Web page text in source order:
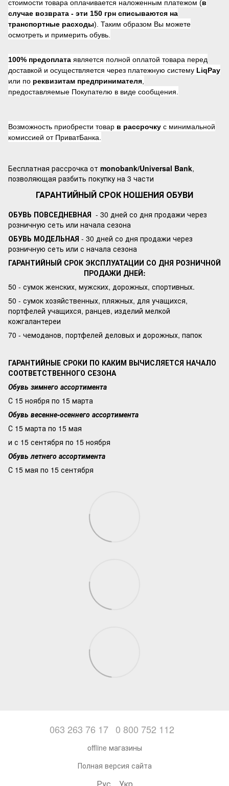
стоимости товара оплачивается наложенным платежом (в
случае возврата - эти 150 грн списываются на
транспортные расходы). Таким образом Вы можете
осмотреть и примерить обувь.
100% предоплата является полной оплатой товара перед
доставкой и осуществляется через платежную систему LiqPay
или по реквизитам предпринимателя
предоставляемые Покупателю в виде сообщения.
Возможность приобрести товар в рассрочку с минимальной
комиссией от ПриватБанка.
Бесплатная рассрочка от monobank/Universal Bank,
позволяющая разбить покупку на 3 части
ГАРАНТИЙНЫЙ СРОК НОШЕНИЯ ОБУВИ
ОБУВЬ ПОВСЕДНЕВНАЯ - 30 дней со дня продажи через
розничную сеть или начала сезона
ОБУВЬ МОДЕЛЬНАЯ - 30 дней со дня продажи через
розничную сеть или с начала сезона
ГАРАНТИЙНЫЙ СРОК ЭКСПЛУАТАЦИИ СО ДНЯ РОЗНИЧНОЙ
ПРОДАЖИ ДНЕЙ:
50 - сумок женских, мужских, дорожных, спортивных.
50 - сумок хозяйственных, пляжных, для учащихся,
портфелей учащихся, ранцев, изделий мелкой
кожгалантереи
70 - чемоданов, портфелей деловых и дорожных, папок
ГАРАНТИЙНЫЕ СРОКИ ПО КАКИМ ВЫЧИСЛЯЕТСЯ НАЧАЛО
СООТВЕТСТВЕННОГО СЕЗОНА
Обувь зимнего ассортимента
С 15 ноября по 15 марта
Обувь весенне-осеннего ассортимента
С 15 марта по 15 мая
и с 15 сентября по 15 ноября
Обувь летнего ассортимента
С 15 мая по 15 сентября
063 263 76 17 0 800 752 112
offline магазины
Полная версия сайта